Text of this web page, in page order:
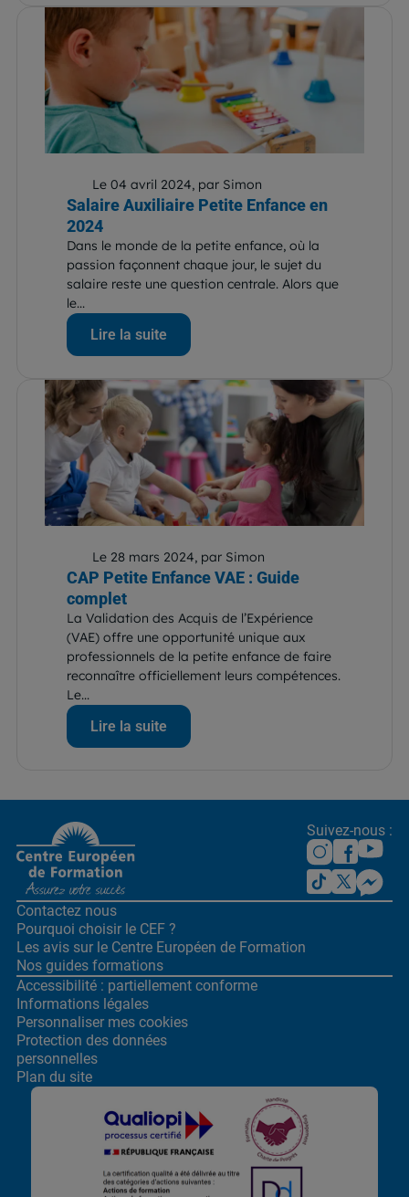
Le 04 avril 2024, par Simon
Salaire Auxiliaire Petite Enfance en
2024
Dans le monde de la petite enfance, où la
passion façonnent chaque jour, le sujet du
salaire reste une question centrale. Alors que
le...
Lire la suite
Le 28 mars 2024, par Simon
CAP Petite Enfance VAE : Guide
complet
La Validation des Acquis de l’Expérience
(VAE) offre une opportunité unique aux
professionnels de la petite enfance de faire
reconnaître officiellement leurs compétences.
Le...
Lire la suite
Suivez-nous :
Contactez nous
Pourquoi choisir le CEF ?
Les avis sur le Centre Européen de Formation
Nos guides formations
Accessibilité : partiellement conforme
Informations légales
Personnaliser mes cookies
Protection des données
personnelles
Plan du site